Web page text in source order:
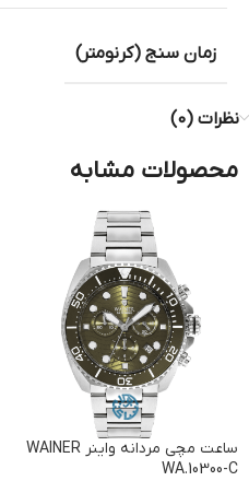
زمان سنج (کرنومتر)
نظرات (0)
محصولات مشابه
ساعت مچی مردانه واینر WAINER
WA.10300-C